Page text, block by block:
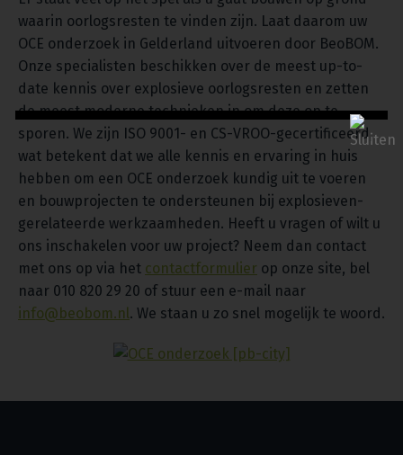
waarin oorlogsresten te vinden zijn. Laat daarom uw
OCE onderzoek in Gelderland uitvoeren door BeoBOM.
Onze specialisten beschikken over de meest up-to-
date kennis over explosieve oorlogsresten en zetten
de meest moderne technieken in om deze op te
sporen. We zijn ISO 9001- en CS-VROO-gecertificeerd,
wat betekent dat we alle kennis en ervaring in huis
hebben om een OCE onderzoek kundig uit te voeren
en bouwprojecten te ondersteunen bij explosieven-
gerelateerde werkzaamheden. Heeft u vragen of wilt u
ons inschakelen voor uw project? Neem dan contact
met ons op via het contactformulier op onze site, bel
naar 010 820 29 20 of stuur een e-mail naar
info@beobom.nl. We staan u zo snel mogelijk te woord.